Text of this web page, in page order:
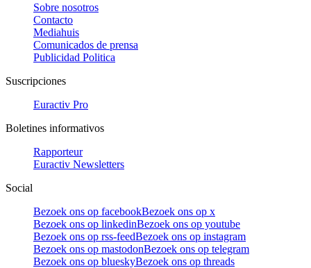
Sobre nosotros
Contacto
Mediahuis
Comunicados de prensa
Publicidad Politica
Suscripciones
Euractiv Pro
Boletines informativos
Rapporteur
Euractiv Newsletters
Social
Bezoek ons op facebookBezoek ons op x
Bezoek ons op linkedinBezoek ons op youtube
Bezoek ons op rss-feedBezoek ons op instagram
Bezoek ons op mastodonBezoek ons op telegram
Bezoek ons op blueskyBezoek ons op threads